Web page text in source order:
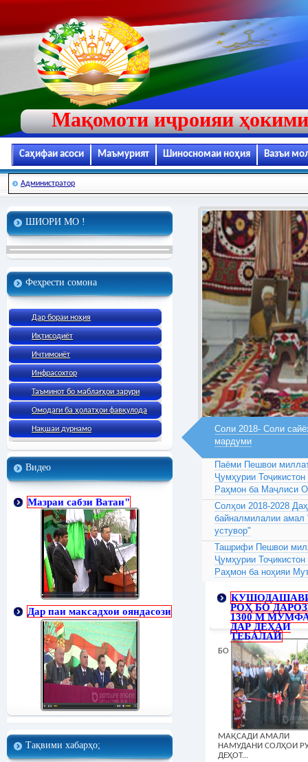
Мақомоти иҷроияи
Саҳифаи асоси Маъмурият Шиносномаи ноҳия Вазъи
Администратор
ШИОРИ МО !
Феҳрести сомона
Дар бораи ноҳия
Иқтисодиёт
Ичтимоиёт
Инфрасохтор
Таъминот бо маблағҳои зарури
Омодаги ба ҳолатҳои фавқулода
Нақшаи дурнамо
Видео
Мазраи сабзи Ватан"
Дар паи максадхои ояндасози
Тақвими хабарҳо;
Соли 2018- Соли
мардуми
Паёми Пешвои
Ҷумҳурии
Раҳмон ба Маҷлиси
Солҳои 2018-2028
байналмилалии
устувор"
Ташрифи Пешвои
Ҷумҳурии
Раҳмон ба ноҳияи
РОҲ БО
1300 М
ДАР ДЕҲАИ
ТЕБАЛАЙ
БО
МАҚСАДИ АМАЛИ
НАМУДАНИ СОЛҲОИ
ДЕҲОТ...